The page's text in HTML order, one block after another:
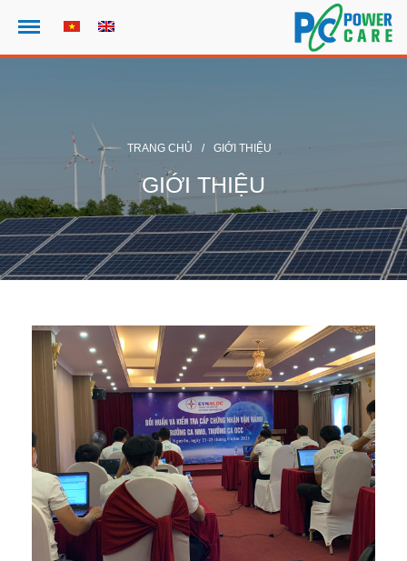
Giới thiệu
Lĩnh vực hoạt động
Tin tức
Nhân sự
Liên Hệ
TRANG CHỦ / GIỚI THIỆU
GIỚI THIỆU